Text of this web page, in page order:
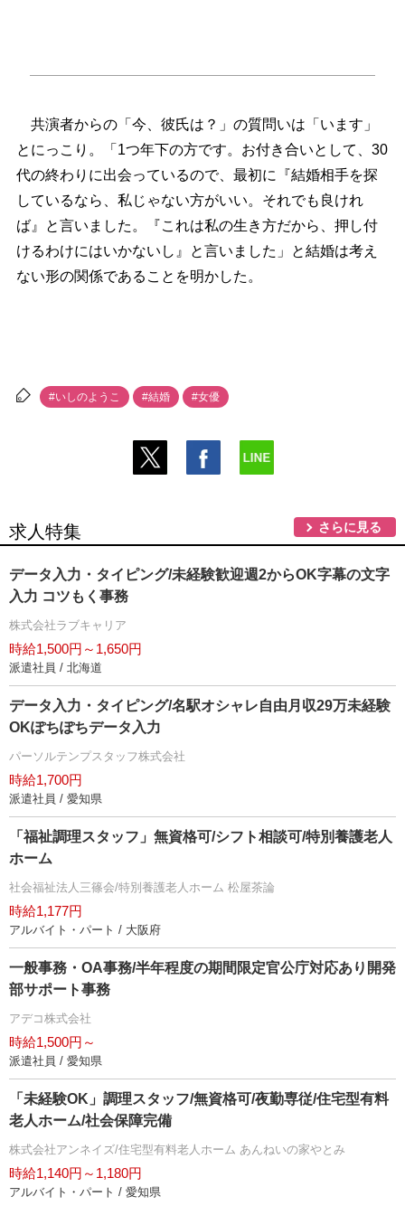
共演者からの「今、彼氏は？」の質問いは「います」
とにっこり。「1つ年下の方です。お付き合いとして、30
代の終わりに出会っているので、最初に『結婚相手を探
しているなら、私じゃない方がいい。それでも良けれ
ば』と言いました。『これは私の生き方だから、押し付
けるわけにはいかないし』と言いました」と結婚は考え
ない形の関係であることを明かした。
#いしのようこ #結婚 #女優
求人特集 さらに見る
データ入力・タイピング/未経験歓迎週2からOK字幕の文字
入力 コツもく事務
株式会社ラブキャリア
時給1,500円～1,650円
派遣社員 / 北海道
データ入力・タイピング/名駅オシャレ自由月収29万未経験
OKぽちぽちデータ入力
パーソルテンプスタッフ株式会社
時給1,700円
派遣社員 / 愛知県
「福祉調理スタッフ」無資格可/シフト相談可/特別養護老人
ホーム
社会福祉法人三篠会/特別養護老人ホーム 松屋茶論
時給1,177円
アルバイト・パート / 大阪府
一般事務・OA事務/半年程度の期間限定官公庁対応あり開発
部サポート事務
アデコ株式会社
時給1,500円～
派遣社員 / 愛知県
「未経験OK」調理スタッフ/無資格可/夜勤専従/住宅型有料
老人ホーム/社会保障完備
株式会社アンネイズ/住宅型有料老人ホーム あんねいの家やとみ
時給1,140円～1,180円
アルバイト・パート / 愛知県